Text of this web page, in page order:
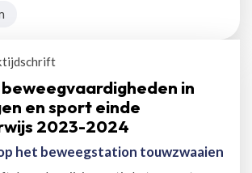
in
en sport einde
2023-2024
het beweegstation touwzwaaien